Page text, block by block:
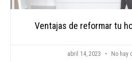
Ventajas de reformar tu
abril 14, 2023 No hay